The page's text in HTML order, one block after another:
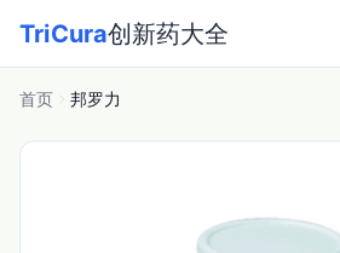
TriCura创新药大全
首页 邦罗力